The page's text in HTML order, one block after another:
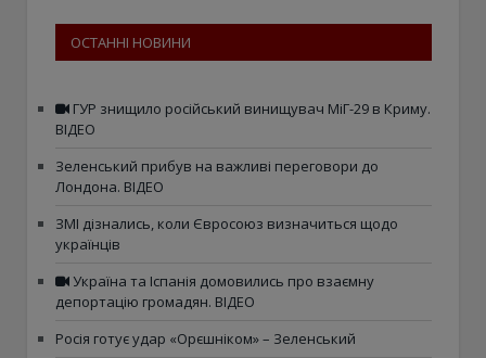
ОСТАННІ НОВИНИ
ГУР знищило російський винищувач МіГ-29 в Криму.
ВІДЕО
Зеленський прибув на важливі переговори до
Лондона. ВІДЕО
ЗМІ дізнались, коли Євросоюз визначиться щодо
українців
Україна та Іспанія домовились про взаємну
депортацію громадян. ВІДЕО
Росія готує удар «Орєшніком» – Зеленський